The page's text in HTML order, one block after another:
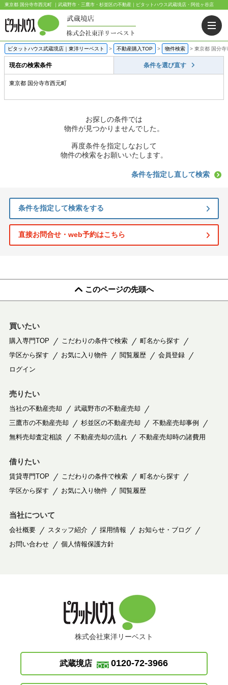
東京都 国分寺市西元町 ｜武蔵野市・三鷹市・杉並区の不動産｜ピタットハウス武蔵境店・阿佐ヶ谷店
ピタットハウス武蔵境店｜東洋リーベスト > 不動産購入TOP > 物件検索 > 東京都 国分寺
現在の検索条件 条件を選び直す
東京都 国分寺市西元町
お探しの条件では
物件が見つかりませんでした。
再度条件を指定しなおして
物件の検索をお願いいたします。
条件を指定し直して検索
条件を指定して検索をする
直接お問合せ・web予約はこちら
このページの先頭へ
買いたい
購入専門TOP こだわりの条件で検索
町名から探す
学区から探す
お気に入り物件 閲覧履歴
会員登録
ログイン
売りたい
当社の不動産売却
武蔵野市の不動産売却
三鷹市の不動産売却
杉並区の不動産売却
不動産売却事例
無料売却査定相談
不動産売却の流れ 不動産売却時の諸費用
借りたい
賃貸専門TOP こだわりの条件で検索
町名から探す
学区から探す
お気に入り物件 閲覧履歴
当社について
会社概要 スタッフ紹介 採用情報
お知らせ・ブログ
お問い合わせ
個人情報保護方針
株式会社東洋リーベスト
武蔵境店 0120-72-3966